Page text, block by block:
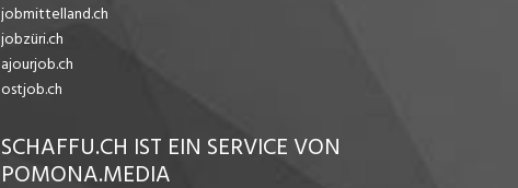
jobmittelland.ch
jobzüri.ch
ajourjob.ch
ostjob.ch
SCHAFFU.CH IST EIN SERVICE VON
POMONA.MEDIA